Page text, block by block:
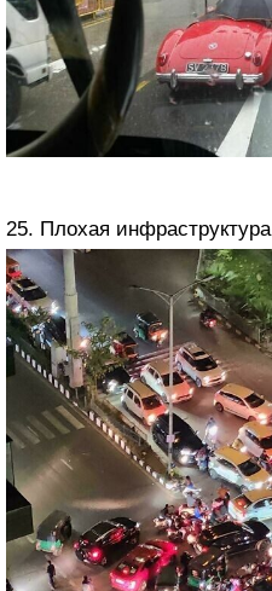
25. Плохая инфраструктура